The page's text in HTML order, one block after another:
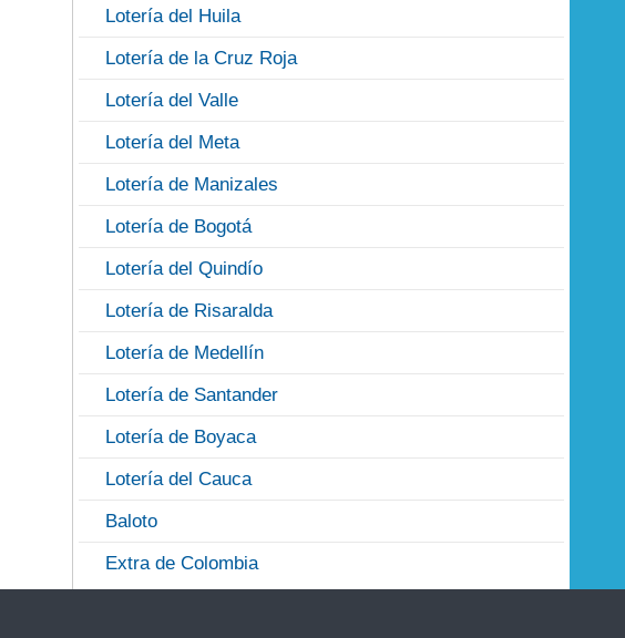
Lotería del Huila
Lotería de la Cruz Roja
Lotería del Valle
Lotería del Meta
Lotería de Manizales
Lotería de Bogotá
Lotería del Quindío
Lotería de Risaralda
Lotería de Medellín
Lotería de Santander
Lotería de Boyaca
Lotería del Cauca
Baloto
Extra de Colombia